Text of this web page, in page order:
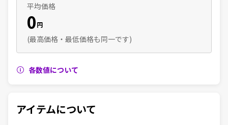
平均価格
0円
(最高価格・最低価格も同一です)
各数値について
アイテムについて